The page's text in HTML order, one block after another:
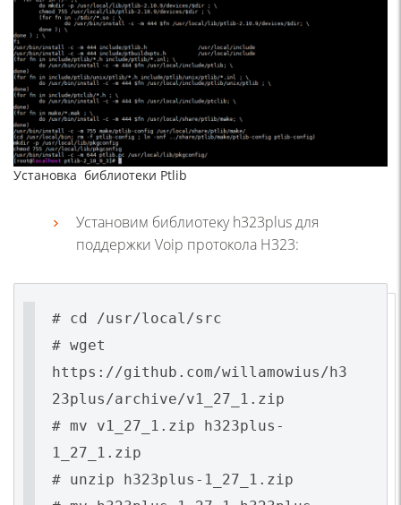
Установка библиотеки Ptlib
Установим библиотеку h323plus для
поддержки Voip протокола H323:
# cd /usr/local/src
# wget
https://github.com/willamowius/h3
23plus/archive/v1_27_1.zip
# mv v1_27_1.zip h323plus-
1_27_1.zip
# unzip h323plus-1_27_1.zip